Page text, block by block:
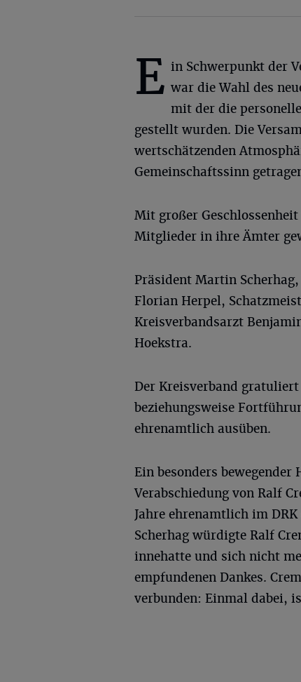
E in Schwerpunkt der
war die Wahl des
mit der die
gestellt wurden. Die
wertschätzenden
Gemeinschaftssinn
Mit großer
Mitglieder in ihre Ämter
Präsident Martin
Florian Herpel,
Kreisverbandsarzt
Hoekstra.
Der Kreisverband
beziehungsweise
ehrenamtlich ausüben.
Ein besonders
Verabschiedung von Ralf
Jahre ehrenamtlich im
Scherhag würdigte Ralf
innehatte und sich nicht
empfundenen Dankes.
verbunden: Einmal dabei,